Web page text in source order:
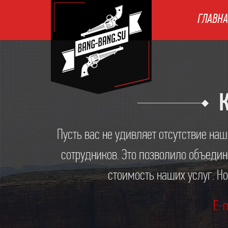
Пусть вас не удивляет отсутствие
сотрудников. Это позволило
стоимость наших услуг.
E-